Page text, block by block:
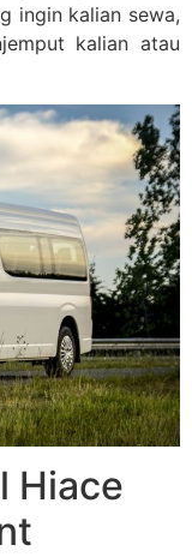
ingin kalian sewa,
kalian atau
Hiace